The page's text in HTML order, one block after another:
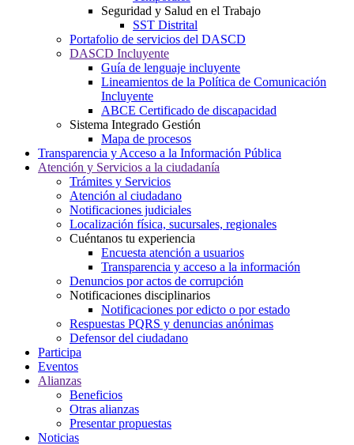
Seguridad y Salud en el Trabajo
SST Distrital
Portafolio de servicios del DASCD
DASCD Incluyente
Guía de lenguaje incluyente
Lineamientos de la Política de Comunicación
Incluyente
ABCE Certificado de discapacidad
Sistema Integrado Gestión
Mapa de procesos
Transparencia y Acceso a la Información Pública
Atención y Servicios a la ciudadanía
Trámites y Servicios
Atención al ciudadano
Notificaciones judiciales
Localización física, sucursales, regionales
Cuéntanos tu experiencia
Encuesta atención a usuarios
Transparencia y acceso a la información
Denuncios por actos de corrupción
Notificaciones disciplinarios
Notificaciones por edicto o por estado
Respuestas PQRS y denuncias anónimas
Defensor del ciudadano
Participa
Eventos
Alianzas
Beneficios
Otras alianzas
Presentar propuestas
Noticias